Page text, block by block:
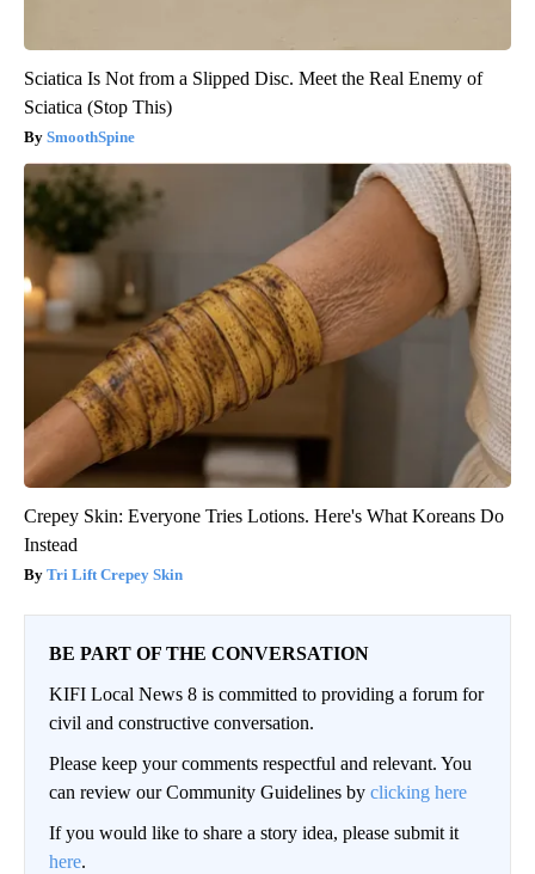
Sciatica Is Not from a Slipped Disc. Meet the Real Enemy of
Sciatica (Stop This)
SmoothSpine
Crepey Skin: Everyone Tries Lotions. Here's What Koreans Do
Instead
Tri Lift Crepey Skin
BE PART OF THE CONVERSATION
KIFI Local News 8 is committed to providing a forum for
civil and constructive conversation.
Please keep your comments respectful and relevant. You
can review our Community Guidelines by clicking here
If you would like to share a story idea, please submit it
here.